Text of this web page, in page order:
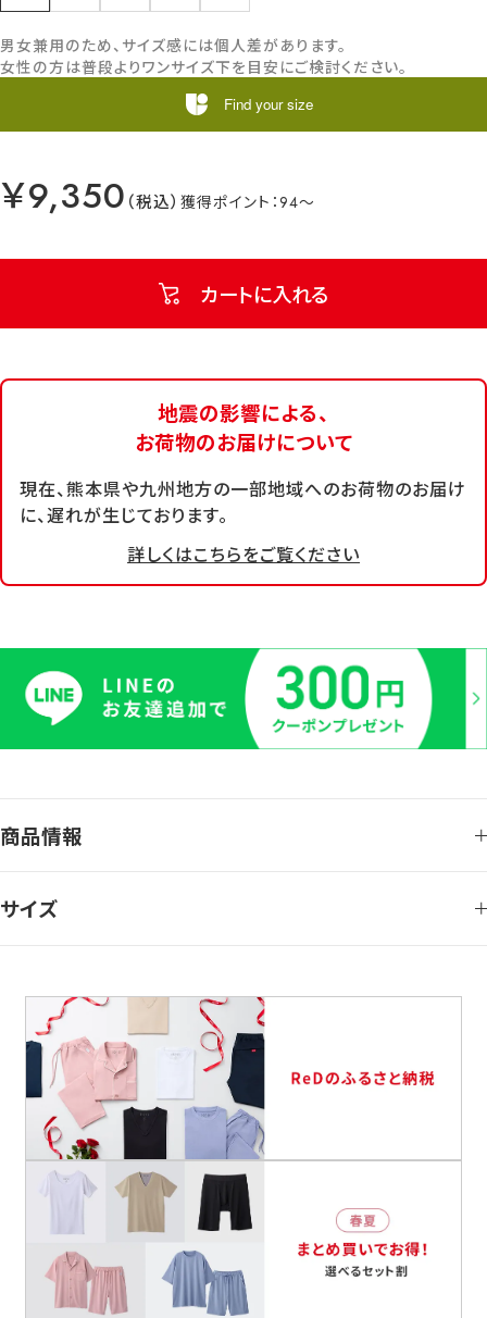
￥9,350 94
カートに入れる
男女兼用のため、サイズ感には個人差があります。
女性の方は普段よりワンサイズ下を目安にご検討ください。
Find your size
地震の影響による、
お荷物のお届けについて
現在、熊本県や九州地方の一部地域へのお荷物のお届け
に、遅れが生じております。
詳しくはこちらをご覧ください
商品情報
サイズ